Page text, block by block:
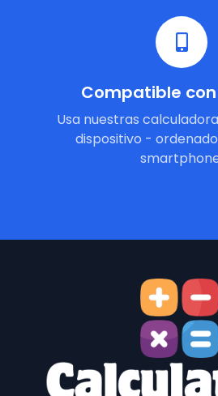
Compatible con
Usa nuestras
dispositivo -